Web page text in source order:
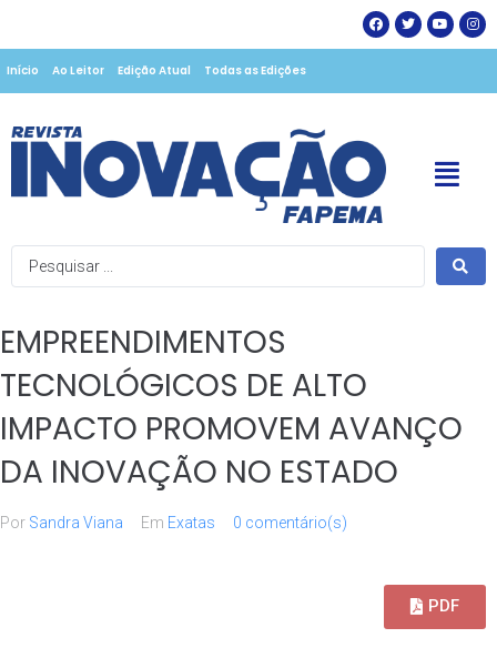
Início Ao Leitor Edição Atual Todas as Edições
EMPREENDIMENTOS
TECNOLÓGICOS DE ALTO
IMPACTO PROMOVEM AVANÇO
DA INOVAÇÃO NO ESTADO
Por Sandra Viana Em Exatas 0 comentário(s)
PDF